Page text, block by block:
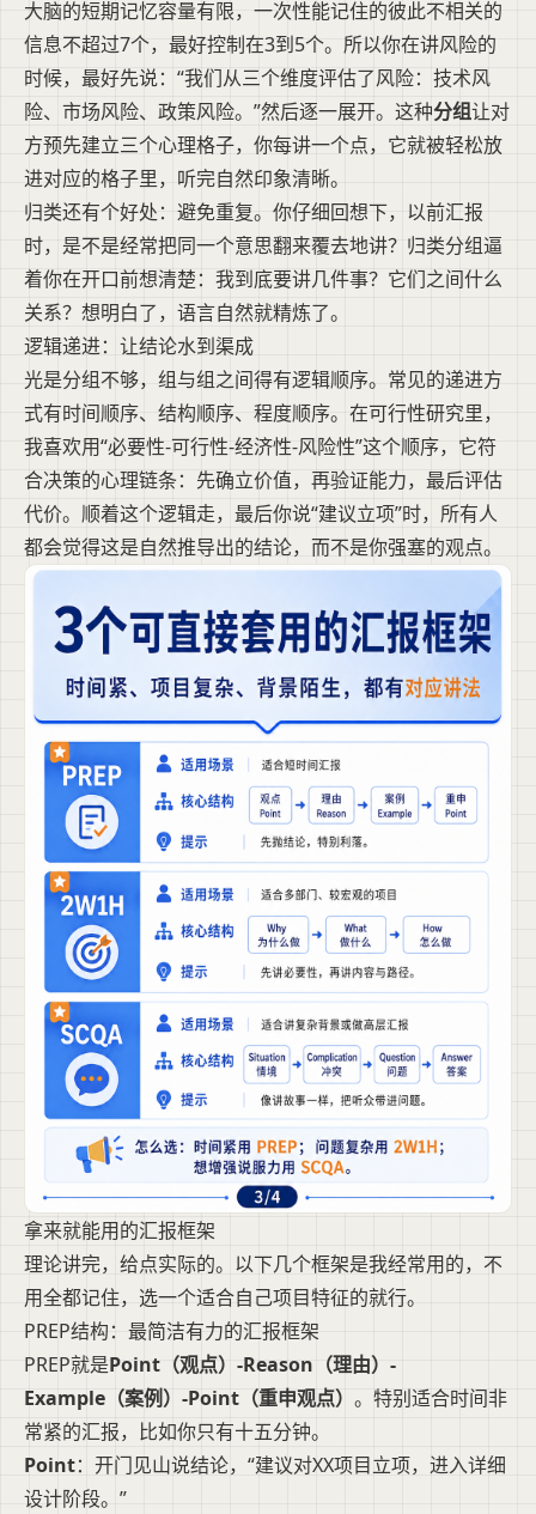
大脑的短期记忆容量有限，一次性能记住的彼此不相关的
信息不超过7个，最好控制在3到5个。所以你在讲风险的
时候，最好先说：“我们从三个维度评估了风险：技术风
险、市场风险、政策风险。”然后逐一展开。这种分组让对
方预先建立三个心理格子，你每讲一个点，它就被轻松放
进对应的格子里，听完自然印象清晰。
归类还有个好处：避免重复。你仔细回想下，以前汇报
时，是不是经常把同一个意思翻来覆去地讲？归类分组逼
着你在开口前想清楚：我到底要讲几件事？它们之间什么
关系？想明白了，语言自然就精炼了。
逻辑递进：让结论水到渠成
光是分组不够，组与组之间得有逻辑顺序。常见的递进方
式有时间顺序、结构顺序、程度顺序。在可行性研究里，
我喜欢用“必要性-可行性-经济性-风险性”这个顺序，它符
合决策的心理链条：先确立价值，再验证能力，最后评估
代价。顺着这个逻辑走，最后你说“建议立项”时，所有人
都会觉得这是自然推导出的结论，而不是你强塞的观点。
拿来就能用的汇报框架
理论讲完，给点实际的。以下几个框架是我经常用的，不
用全都记住，选一个适合自己项目特征的就行。
PREP结构：最简洁有力的汇报框架
PREP就是Point（观点）-Reason（理由）-
Example（案例）-Point（重申观点） 。特别适合时间非
常紧的汇报，比如你只有十五分钟。
Point：开门见山说结论，“建议对XX项目立项，进入详细
设计阶段。”